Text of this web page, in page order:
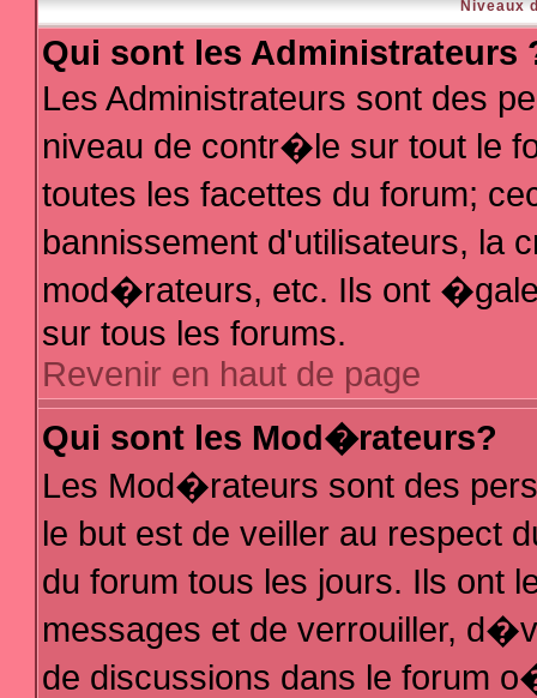
Niveaux
Qui sont les Administrateurs
Les Administrateurs sont des
niveau de contr�le sur tout le
toutes les facettes du forum;
bannissement d'utilisateurs, la
mod�rateurs, etc. Ils ont
sur tous les forums.
Revenir en haut de page
Qui sont les Mod�rateurs?
Les Mod�rateurs sont des
le but est de veiller au respect
du forum tous les jours. Ils ont
messages et de verrouiller,
de discussions dans le forum